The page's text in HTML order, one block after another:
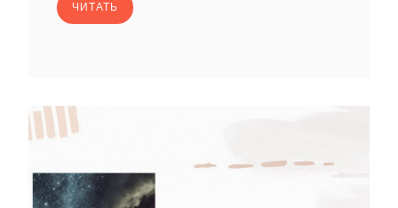
ЧИТАТЬ